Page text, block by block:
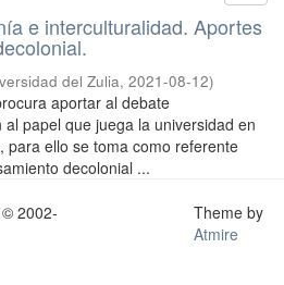
e interculturalidad. Aportes
del Zulia, 2021-08-12)
aportar al debate
papel que juega la universidad en
para ello se toma como referente
decolonial ...
2002-
Theme by
Atmire